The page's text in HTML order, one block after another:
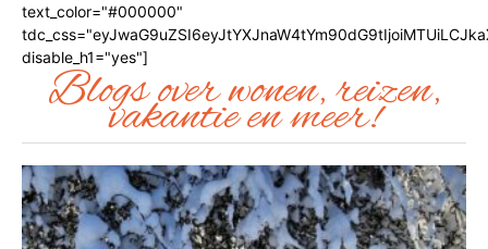
text_color="#000000"
disable_h1="yes"]
Blogs over wonen, reizen,
vakantie en meer!